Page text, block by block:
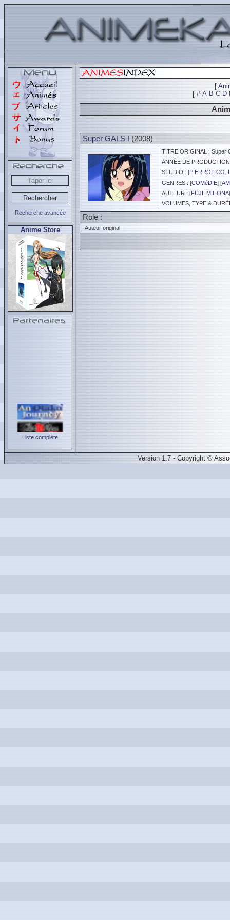
Recherche avancée
Anime Store
Liste complète
[
[ # A B C D
Super GALS ! (2008)
TITRE ORIGINAL : Super
ANNÉE DE
STUDIO : [PIERROT
GENRES : [COMéDIE] [
AUTEUR : [FUJII MIHONA]
VOLUMES, TYPE &
Role :
Auteur original
Version 1.7 - Copyright ©